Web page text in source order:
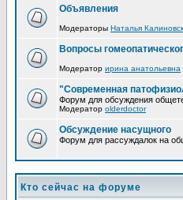
Объявления
Модераторы Наталья
Вопросы
Модератор ирина анатольевна
"Современная
Форум для обсуждения
Модератор olderdoctor
Обсуждение насущного
Форум для рассуждалок на
Кто сейчас на форуме